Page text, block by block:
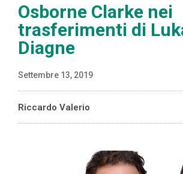
Osborne Clarke nei
trasferimenti di
Diagne
Settembre 13, 2019
Riccardo Valerio